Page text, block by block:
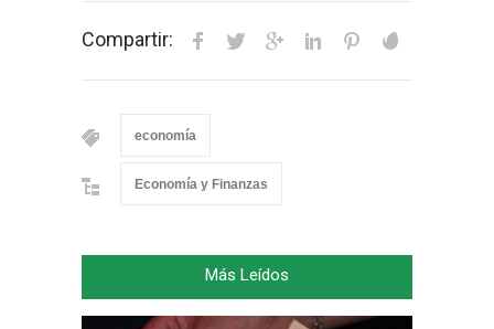
Compartir:
economía
Economía y Finanzas
Más Leídos